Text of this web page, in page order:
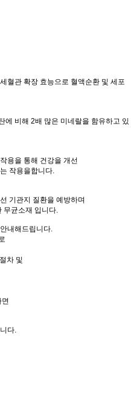
혈관 확장 효능으로 혈액순환 및 세포
에 비해 2배 많은 미네랄을 함유하고 있
용을 통해 건강을 개선
작용을합니다.
기관지 질환을 예방하며
무균소재 입니다.
내해드립니다.
차 및
다.